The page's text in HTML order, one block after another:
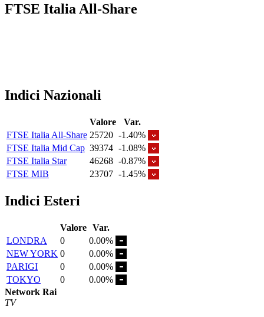
FTSE Italia All-Share
Indici Nazionali
Valore
Var.
FTSE Italia All-Share 25720 -1.40%
FTSE Italia Mid Cap 39374 -1.08%
FTSE Italia Star
46268 -0.87%
FTSE MIB
23707 -1.45%
Indici Esteri
Valore Var.
LONDRA
0
0.00%
NEW YORK 0
0.00%
PARIGI
0
0.00%
TOKYO
0
0.00%
Network Rai
TV